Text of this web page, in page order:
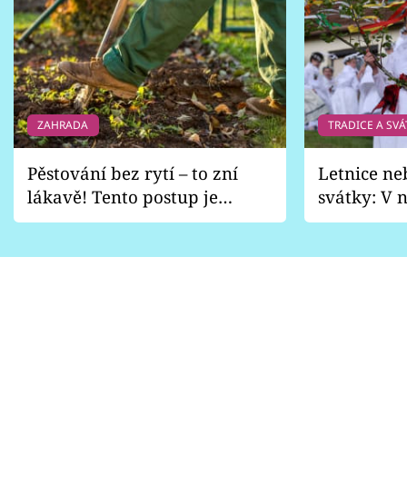
ZAHRADA
Pěstování bez rytí – to zní
lákavě! Tento postup je
vhodný jen pro některé
TRADICE A
Letnice
svátky: V
pondělí